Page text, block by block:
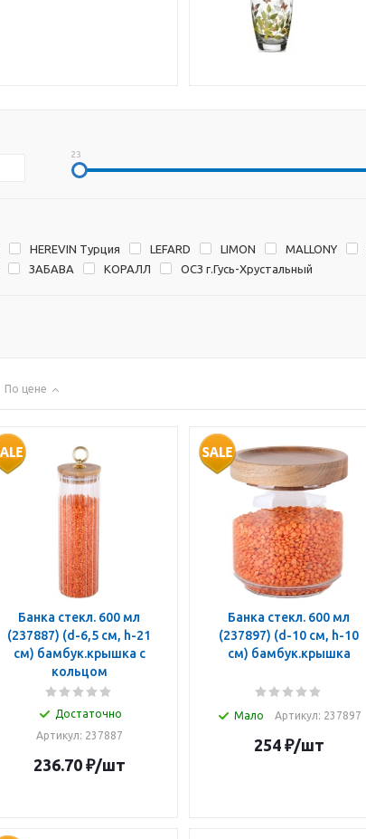
23
HEREVIN Турция LEFARD LIMON MALLONY
ЗАБАВА КОРАЛЛ ОСЗ г.Гусь-Хрустальный
По цене
Банка стекл. 600 мл
(237887) (d-6,5 см, h-21
см) бамбук.крышка с
кольцом
Достаточно
Артикул: 237887
236.70₽/шт
Банка стекл. 600 мл
(237897) (d-10 см, h-10
см) бамбук.крышка
Мало Артикул: 237897
254₽/шт